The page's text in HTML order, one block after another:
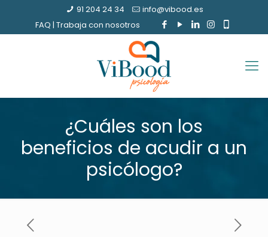
91 204 24 34
info@vibood.es
FAQ | Trabaja con nosotros
¿Cuáles son los
beneficios de acudir a un
psicólogo?